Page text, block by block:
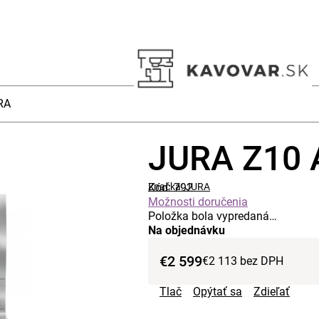
JURA Z10
Kód: 792
Značka:JURA
€2 599€2 113 bez DPH
Na objednávku
Možnosti doručenia
Položka bola vypredaná…
Tlač Opýtať sa Zdieľať